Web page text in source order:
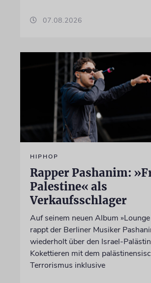
07.08.2026
HIPHOP
Rapper Pashanim:
Palestine« als
Verkaufsschlager
Auf seinem neuen Album
rappt der Berliner Musiker
wiederholt über den Israel-
Kokettieren mit dem
Terrorismus inklusive